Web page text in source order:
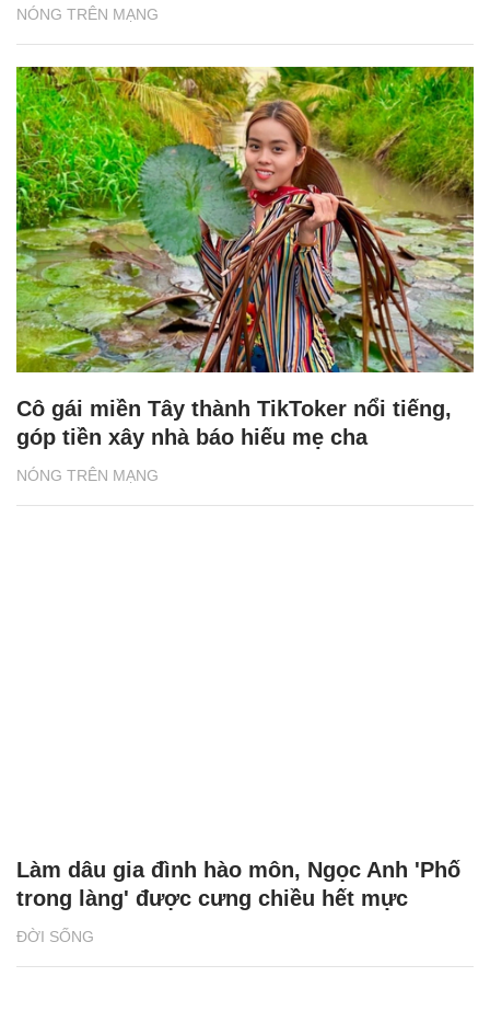
NÓNG TRÊN MẠNG
NÓNG TRÊN MẠNG
Cô gái miền Tây thành TikToker nổi tiếng,
góp tiền xây nhà báo hiếu mẹ cha
ĐỜI SỐNG
Làm dâu gia đình hào môn, Ngọc Anh 'Phố
trong làng' được cưng chiều hết mực